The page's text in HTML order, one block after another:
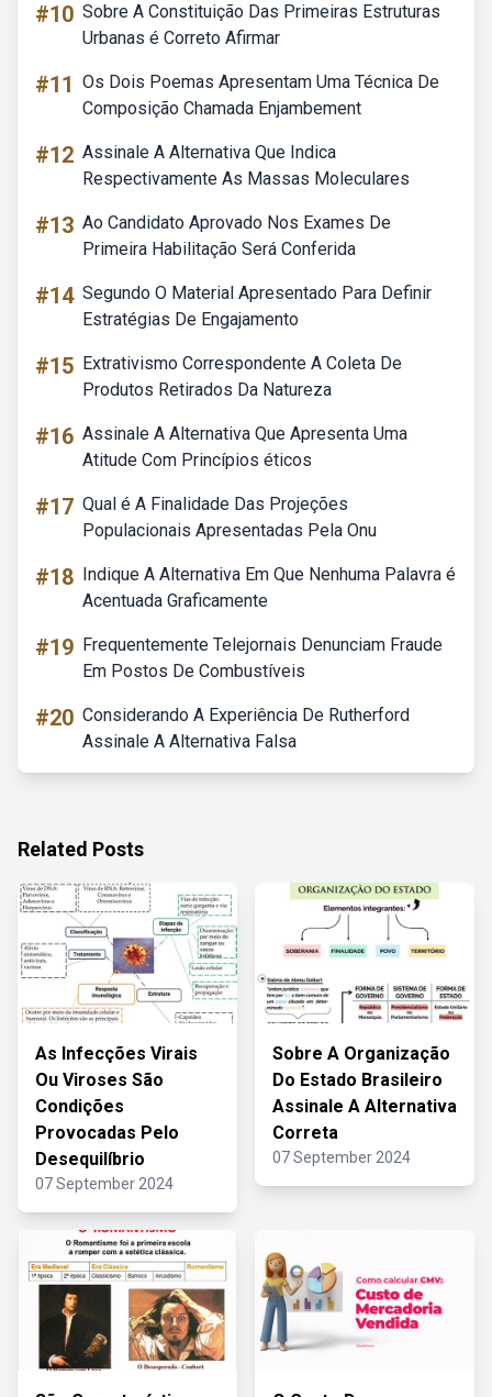
#10 Sobre A Constituição Das Primeiras Estruturas
Urbanas é Correto Afirmar
#11 Os Dois Poemas Apresentam Uma Técnica De
Composição Chamada Enjambement
#12 Assinale A Alternativa Que Indica
Respectivamente As Massas Moleculares
#13 Ao Candidato Aprovado Nos Exames De
Primeira Habilitação Será Conferida
#14 Segundo O Material Apresentado Para Definir
Estratégias De Engajamento
#15 Extrativismo Correspondente A Coleta De
Produtos Retirados Da Natureza
#16 Assinale A Alternativa Que Apresenta Uma
Atitude Com Princípios éticos
#17 Qual é A Finalidade Das Projeções
Populacionais Apresentadas Pela Onu
#18 Indique A Alternativa Em Que Nenhuma Palavra é
Acentuada Graficamente
#19 Frequentemente Telejornais Denunciam Fraude
Em Postos De Combustíveis
#20 Considerando A Experiência De Rutherford
Assinale A Alternativa Falsa
Related Posts
As Infecções Virais
Ou Viroses São
Condições
Provocadas Pelo
Desequilíbrio
07 September 2024
Sobre A Organização
Do Estado Brasileiro
Assinale A Alternativa
Correta
07 September 2024